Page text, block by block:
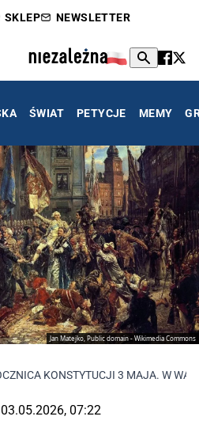
SKLEP NEWSLETTER
ŚWIAT PETYCJE MEMY
Jan Matejko, Public domain - Wikimedia Commons
KONSTYTUCJI 3 MAJA. W
03.05.2026, 07:22